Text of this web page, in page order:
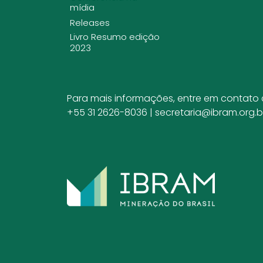
mídia
Releases
Livro Resumo edição
2023
Para mais informações, entre em contato
+55 31 2626-8036 |